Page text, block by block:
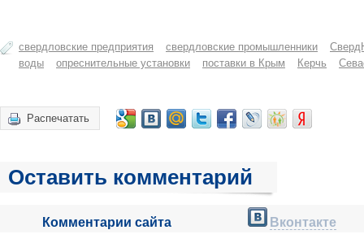
свердловские предприятия свердловские промышленники
воды
опреснительные установки поставки в Крым Керчь
Распечатать
Оставить комментарий
Комментарии сайта Вконтакте